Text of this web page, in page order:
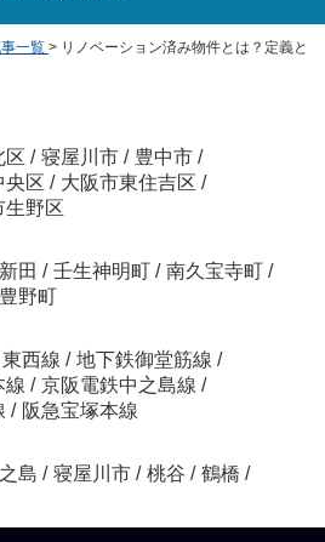
一覧 > リノベーション済み物件とは？定義と
区 / 寝屋川市 / 豊中市 /
央区 / 大阪市東住吉区 /
生野区
新田 / 壬生神明町 / 南久宝寺町 /
豊野町
東西線 / 地下鉄御堂筋線 /
線 / 京阪電鉄中之島線 /
/ 阪急宝塚本線
島 / 寝屋川市 / 桃谷 / 鶴橋 /